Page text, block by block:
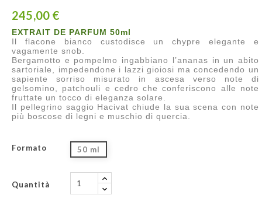
245,00 €
EXTRAIT DE PARFUM 50ml
Il flacone bianco custodisce un chypre elegante e
vagamente snob.
Bergamotto e pompelmo ingabbiano l’ananas in un abito
sartoriale, impedendone i lazzi gioiosi ma concedendo un
sapiente sorriso misurato in ascesa verso note di
gelsomino, patchouli e cedro che conferiscono alle note
fruttate un tocco di eleganza solare.
Il pellegrino saggio Hacivat chiude la sua scena con note
più boscose di legni e muschio di quercia.
Formato 50 ml
Quantità